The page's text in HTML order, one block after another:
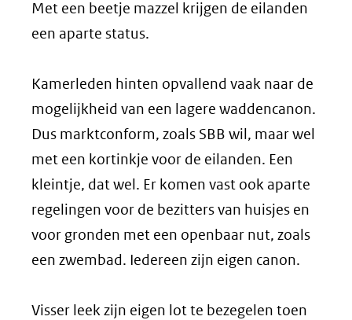
Met een beetje mazzel krijgen de eilanden
een aparte status.
Kamerleden hinten opvallend vaak naar de
mogelijkheid van een lagere waddencanon.
Dus marktconform, zoals SBB wil, maar wel
met een kortinkje voor de eilanden. Een
kleintje, dat wel. Er komen vast ook aparte
regelingen voor de bezitters van huisjes en
voor gronden met een openbaar nut, zoals
een zwembad. Iedereen zijn eigen canon.
Visser leek zijn eigen lot te bezegelen toen